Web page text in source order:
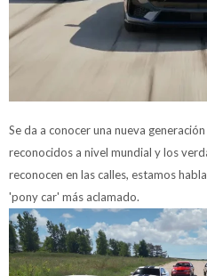
Se da a conocer una nueva
reconocidos a nivel mundial y los
reconocen en las calles, estamos
'pony car' más aclamado.